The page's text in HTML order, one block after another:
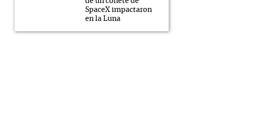
SpaceX impactaron
en la Luna